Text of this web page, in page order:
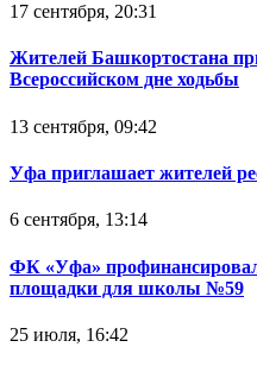
17 сентября, 20:31
Жителей Башкортостана
Всероссийском дне ходьбы
13 сентября, 09:42
Уфа приглашает жителей
6 сентября, 13:14
ФК «Уфа»
площадки для школы №59
25 июля, 16:42